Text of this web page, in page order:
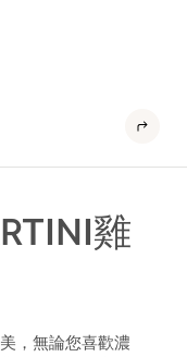
雞
，無論您喜歡濃